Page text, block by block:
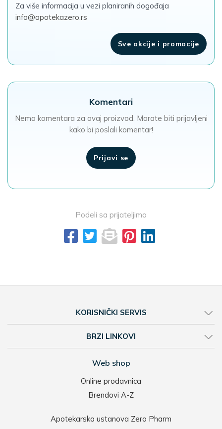
Komentari
Nema komentara za ovaj proizvod. Morate biti prijavljeni
kako bi poslali komentar!
Prijavi se
Podeli sa prijateljima
Za više informacija u vezi planiranih dogođaja
info@apotekazero.rs
Sve akcije i promocije
KORISNIČKI SERVIS
BRZI LINKOVI
Web shop
Online prodavnica
Brendovi A-Z
Apotekarska ustanova Zero Pharm